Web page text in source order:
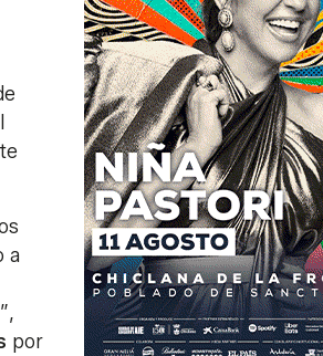
a
por